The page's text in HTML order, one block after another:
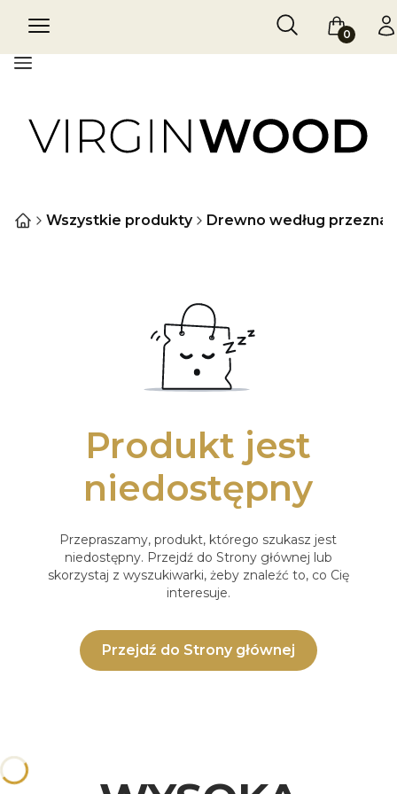
Menu Otwórz
Szukaj Koszyk
Menu
Wszystkie produkty Drewno według
Produkt jest
niedostępny
Przepraszamy, produkt, którego szukasz jest
niedostępny. Przejdź do Strony głównej lub
skorzystaj z wyszukiwarki, żeby znaleźć to, co Cię
interesuje.
Przejdź do Strony głównej